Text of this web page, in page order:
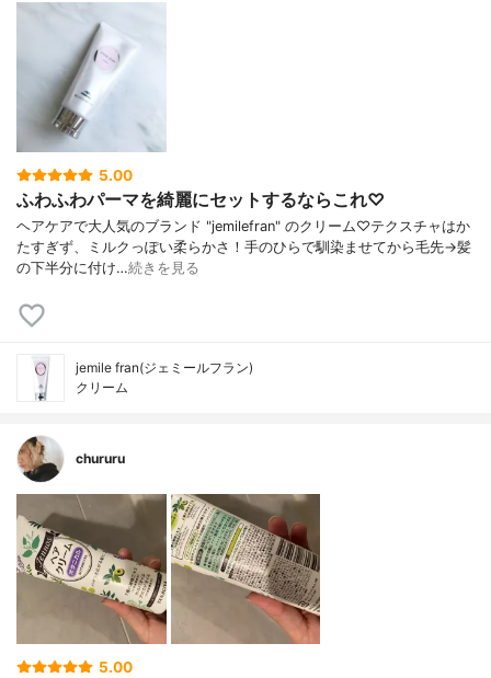
5.00
ふわふわパーマを綺麗にセットするならこれ♡
ヘアケアで大人気のブランド "jemilefran" のクリーム♡テクスチャはか
たすぎず、ミルクっぽい柔らかさ！手のひらで馴染ませてから毛先→髪
の下半分に付け…続きを見る
jemile fran(ジェミールフラン)
クリーム
chururu
5.00